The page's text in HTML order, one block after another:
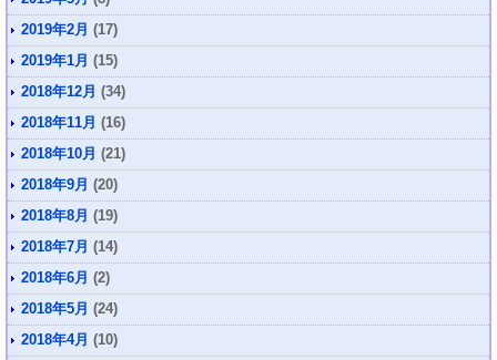
2019年2月 (17)
2019年1月 (15)
2018年12月 (34)
2018年11月 (16)
2018年10月 (21)
2018年9月 (20)
2018年8月 (19)
2018年7月 (14)
2018年6月 (2)
2018年5月 (24)
2018年4月 (10)